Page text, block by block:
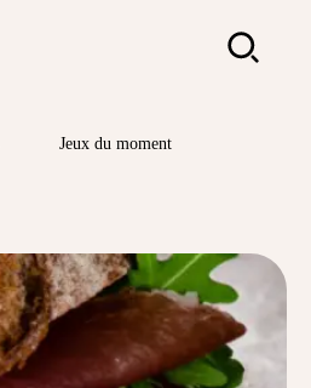
Rechercher
Jeux du moment